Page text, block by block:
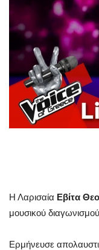
Η Λαρισαία Εβίτα
μουσικού
Ερμήνευσε